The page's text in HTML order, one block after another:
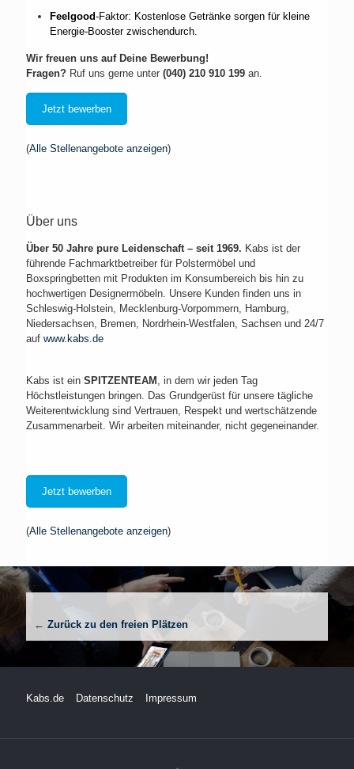
Feelgood-Faktor: Kostenlose Getränke sorgen für kleine
Energie-Booster zwischendurch.
Wir freuen uns auf Deine Bewerbung!
Fragen? Ruf uns gerne unter (040) 210 910 199 an.
Jetzt bewerben
(Alle Stellenangebote anzeigen)
Über uns
Über 50 Jahre pure Leidenschaft – seit 1969. Kabs ist der
führende Fachmarktbetreiber für Polstermöbel und
Boxspringbetten mit Produkten im Konsumbereich bis hin zu
hochwertigen Designermöbeln. Unsere Kunden finden uns in
Schleswig-Holstein, Mecklenburg-Vorpommern, Hamburg,
Niedersachsen, Bremen, Nordrhein-Westfalen, Sachsen und 24/7
auf www.kabs.de
Kabs ist ein SPITZENTEAM , in dem wir jeden Tag
Höchstleistungen bringen. Das Grundgerüst für unsere tägliche
Weiterentwicklung sind Vertrauen, Respekt und wertschätzende
Zusammenarbeit. Wir arbeiten miteinander, nicht gegeneinander.
Jetzt bewerben
(Alle Stellenangebote anzeigen)
← Zurück zu den freien Plätzen
Kabs.de Datenschutz Impressum